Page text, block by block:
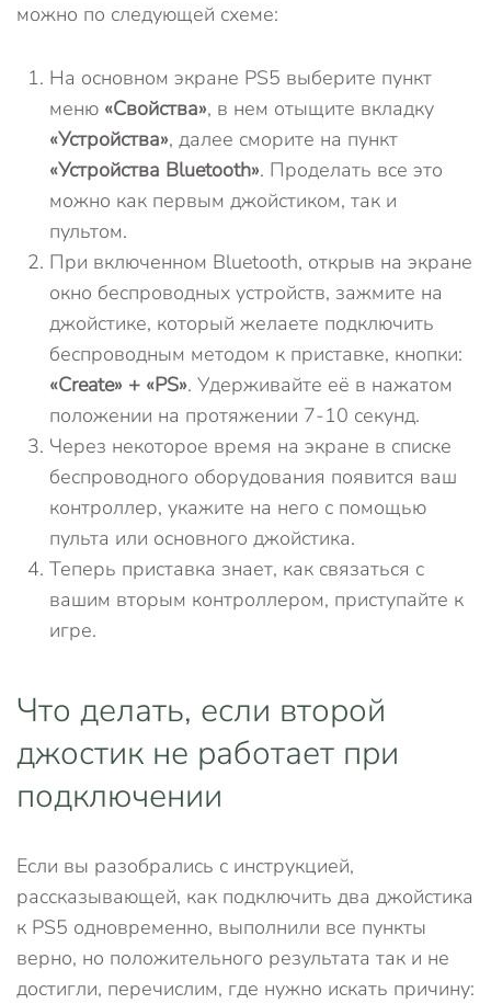
можно по следующей схеме:
На основном экране PS5 выберите пункт
меню «Свойства», в нем отыщите вкладку
«Устройства», далее сморите на пункт
«Устройства Bluetooth». Проделать все это
можно как первым джойстиком, так и
пультом.
При включенном Bluetooth, открыв на экране
окно беспроводных устройств, зажмите на
джойстике, который желаете подключить
беспроводным методом к приставке, кнопки:
«Create» + «PS». Удерживайте её в нажатом
положении на протяжении 7-10 секунд.
Через некоторое время на экране в списке
беспроводного оборудования появится ваш
контроллер, укажите на него с помощью
пульта или основного джойстика.
Теперь приставка знает, как связаться с
вашим вторым контроллером, приступайте к
игре.
Что делать, если второй
джостик не работает при
подключении
Если вы разобрались с инструкцией,
рассказывающей, как подключить два джойстика
к PS5 одновременно, выполнили все пункты
верно, но положительного результата так и не
достигли, перечислим, где нужно искать причину: